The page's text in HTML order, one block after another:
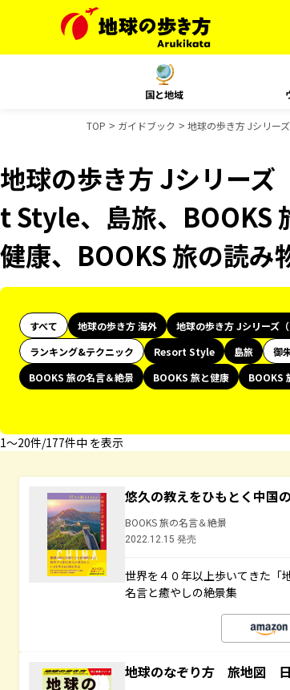
国と地域
TOP ガイドブック 地球の歩き方 Jシリー
地球の歩き方 Jシリー
t Style、島旅、BOOKS
健康、BOOKS 旅の読み
すべて 地球の歩き方 海外 地球の歩き方 Jシリーズ（
ランキング&テクニック
Resort Style 島旅 御
BOOKS 旅の名言＆絶景
BOOKS 旅と健康 BOOKS
1〜20件/177件中 を表示
悠久の教えをひもとく中国
BOOKS 旅の名言＆絶景
2022.12.15 発売
世界を４０年以上歩いてきた「
名言と癒やしの絶景集
地球のなぞり方 旅地図